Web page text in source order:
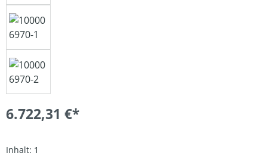
6.722,31 €*
Inhalt: 1